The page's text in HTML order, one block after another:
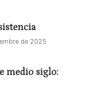
coreógrafos y
en esta
Bungee en
de 2025
medio siglo: